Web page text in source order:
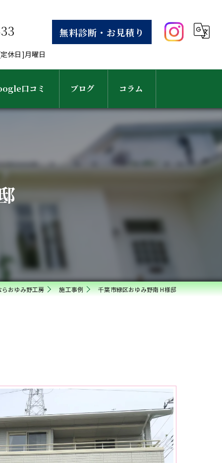
無料診断・お見積り
休日]月曜日
口コミ ブログ コラム
おゆみ野工房 施工事例 千葉市緑区おゆみ野南 H様邸